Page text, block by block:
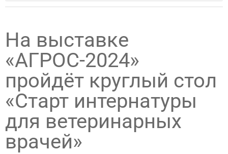
На выставке
«АГРОС-2024»
пройдёт круглый стол
«Старт интернатуры
для ветеринарных
врачей»